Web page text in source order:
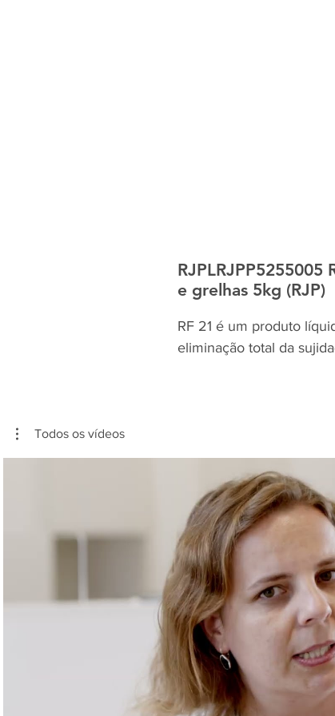
e grelhas 5kg (RJP)
RF 21 é um produto
eliminação total da
Todos os vídeos
Reproduzir vídeo